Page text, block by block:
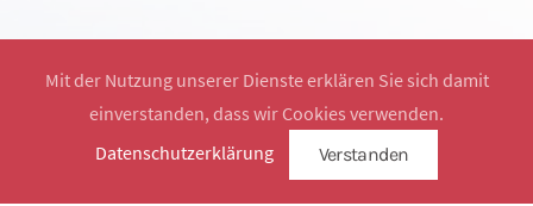
Mit der Nutzung unserer Dienste erklären Sie sich damit
einverstanden, dass wir Cookies verwenden.
Datenschutzerklärung
Verstanden